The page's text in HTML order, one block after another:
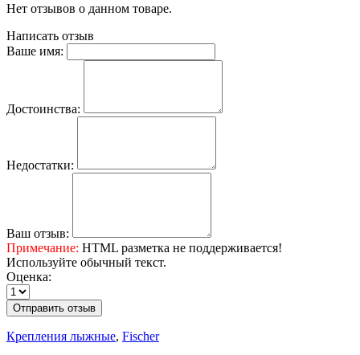
Нет отзывов о данном товаре.
Написать отзыв
Ваше имя:
Достоинства:
Недостатки:
Ваш отзыв:
Примечание: HTML разметка не поддерживается!
Используйте обычный текст.
Оценка:
Отправить отзыв
Крепления лыжные, Fischer